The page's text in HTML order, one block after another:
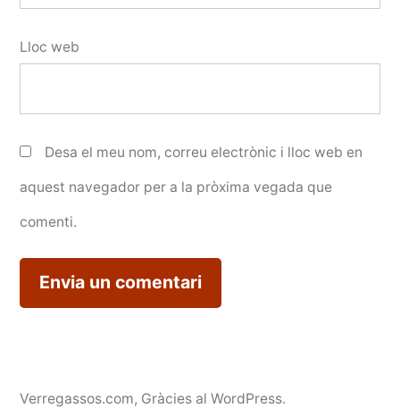
Lloc web
Desa el meu nom, correu electrònic i lloc web en
aquest navegador per a la pròxima vegada que
comenti.
Verregassos.com, Gràcies al WordPress.